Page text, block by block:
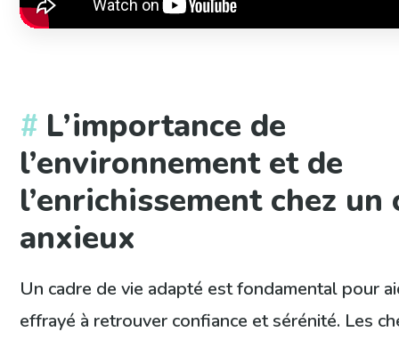
L’importance de
l’environnement et de
l’enrichissement chez un
anxieux
Un cadre de vie adapté est fondamental pour
effrayé à retrouver confiance et sérénité. Les